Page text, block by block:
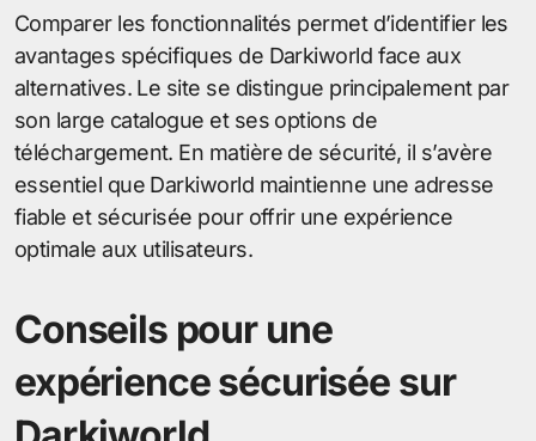
Comparer les fonctionnalités permet d’identifier les
avantages spécifiques de Darkiworld face aux
alternatives. Le site se distingue principalement par
son large catalogue et ses options de
téléchargement. En matière de sécurité, il s’avère
essentiel que Darkiworld maintienne une adresse
fiable et sécurisée pour offrir une expérience
optimale aux utilisateurs.
Conseils pour une
expérience sécurisée sur